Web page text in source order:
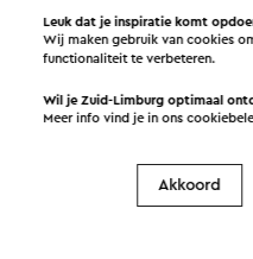
VALKBIKE - E-Bike
Leuk dat je inspiratie komt
Wij maken gebruik van cookies
functionaliteit te verbeteren.
Wil je Zuid-Limburg optimaal
Meer info vind je in ons
Akkoord